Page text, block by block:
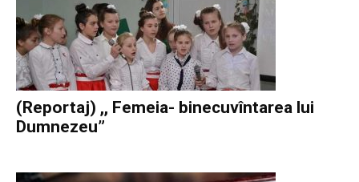
(Reportaj) ,, Femeia- binecuvîntarea lui
Dumnezeu”